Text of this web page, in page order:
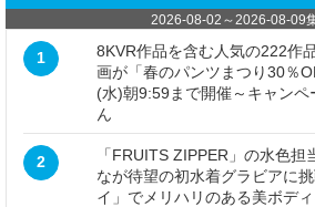
2026-08-02 ～2026-08-09
1
8KVR作品を含む人気の222作
画が「春のパンツまつり30％
(水)朝9:59まで開催～キャンペ
ん
2
「FRUITS ZIPPER」の水色担
なが待望の初水着グラビアに
イ」でメリハリのある美ボデ